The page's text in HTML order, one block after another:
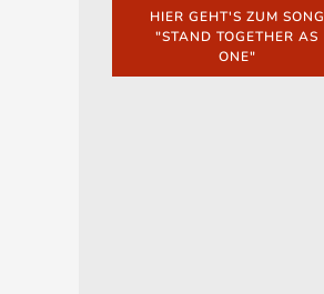
HIER GEHT'S ZUM SONG
"STAND TOGETHER AS
ONE"